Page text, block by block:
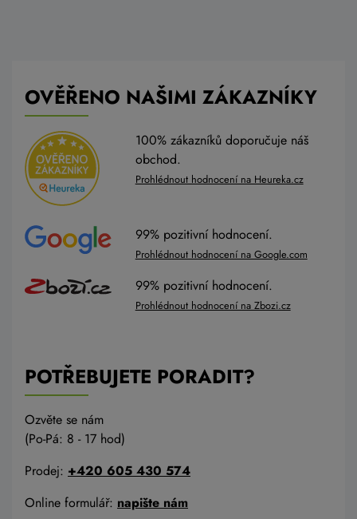
OVĚŘENO NAŠIMI ZÁKAZNÍKY
100% zákazníků doporučuje náš
obchod.
Prohlédnout hodnocení na Heureka.cz
99% pozitivní hodnocení.
Prohlédnout hodnocení na Google.com
99% pozitivní hodnocení.
Prohlédnout hodnocení na Zbozi.cz
POTŘEBUJETE PORADIT?
Ozvěte se nám
(Po-Pá: 8 - 17 hod)
Prodej: +420 605 430 574
Online formulář: napište nám